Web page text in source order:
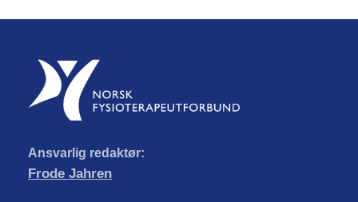
Ansvarlig redaktør:
Frode Jahren